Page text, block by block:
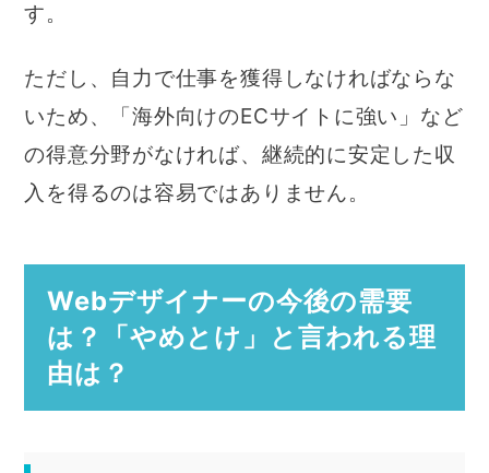
す。
ただし、自力で仕事を獲得しなければならな
いため、「海外向けのECサイトに強い」など
の得意分野がなければ、継続的に安定した収
入を得るのは容易ではありません。
Webデザイナーの今後の需要
は？「やめとけ」と言われる理
由は？